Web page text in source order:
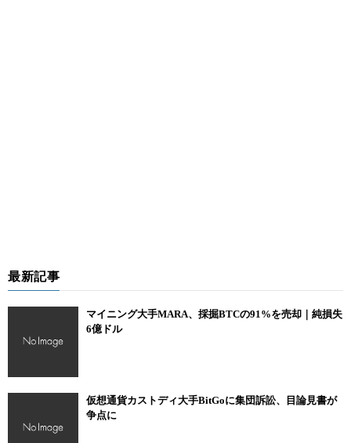
最新記事
マイニング大手MARA、採掘BTCの91%を売却｜純損失
6億ドル
仮想通貨カストディ大手BitGoに集団訴訟、目論見書が
争点に